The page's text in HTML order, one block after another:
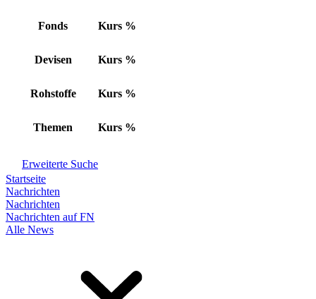
Fonds Kurs %
Devisen Kurs %
Rohstoffe Kurs %
Themen Kurs %
Erweiterte Suche
Startseite
Nachrichten
Nachrichten
Nachrichten auf FN
Alle News